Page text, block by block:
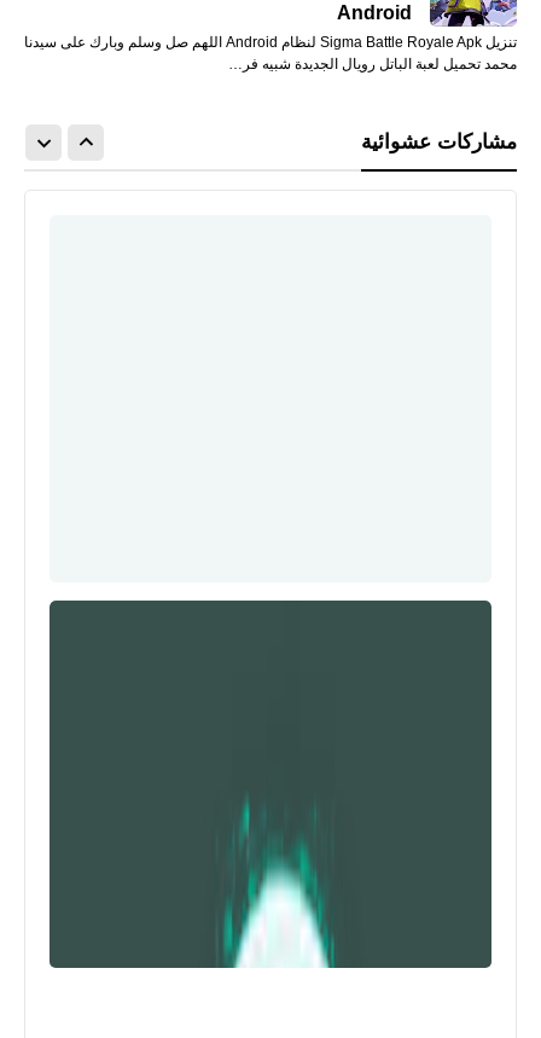
Android
تنزيل Sigma Battle Royale Apk لنظام Android اللهم صل وسلم وبارك على سيدنا
محمد تحميل لعبة الباتل رويال الجديدة شبيه فر…
مشاركات عشوائية